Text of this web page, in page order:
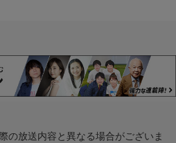
の放送内容と異なる場合がございま